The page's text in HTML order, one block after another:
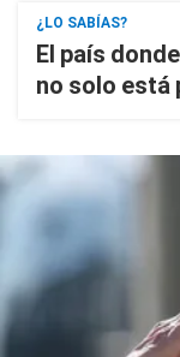
¿LO SABÍAS?
El país
no solo está